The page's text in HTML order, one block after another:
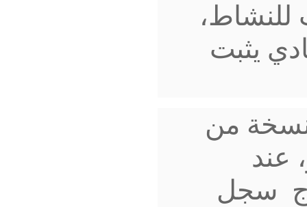
يثبت
من
عند
سجل